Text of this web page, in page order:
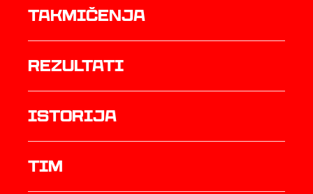
Takmičenja
rezultati
istorija
TIM